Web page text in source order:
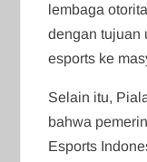
lembaga
dengan tujuan
esports ke
Selain itu,
bahwa
Esports